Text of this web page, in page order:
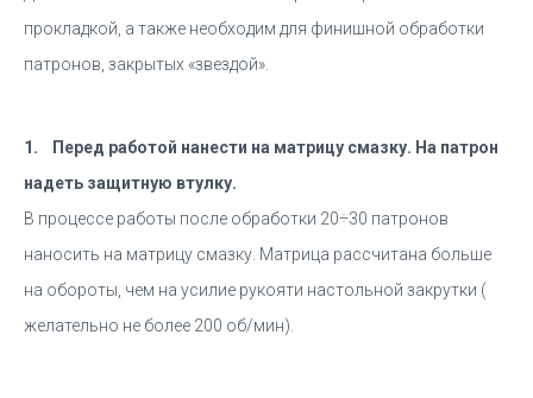
прокладкой, а также необходим для финишной обработки
патронов, закрытых «звездой».
1. Перед работой нанести на матрицу смазку. На патрон
надеть защитную втулку.
В процессе работы после обработки 20÷30 патронов
наносить на матрицу смазку. Матрица рассчитана больше
на обороты, чем на усилие рукояти настольной закрутки (
желательно не более 200 об/мин).